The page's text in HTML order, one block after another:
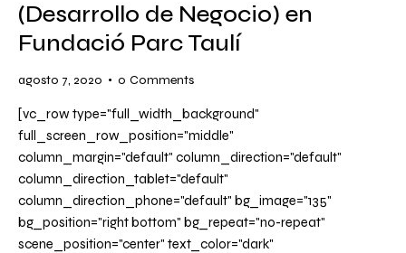
(Desarrollo de Negocio) en
Fundació Parc Taulí
agosto 7, 2020 0 Comments
[vc_row type="full_width_background"
full_screen_row_position="middle"
column_margin="default" column_direction="default"
column_direction_tablet="default"
column_direction_phone="default" bg_image="135"
bg_position="right bottom" bg_repeat="no-repeat"
scene_position="center" text_color="dark"